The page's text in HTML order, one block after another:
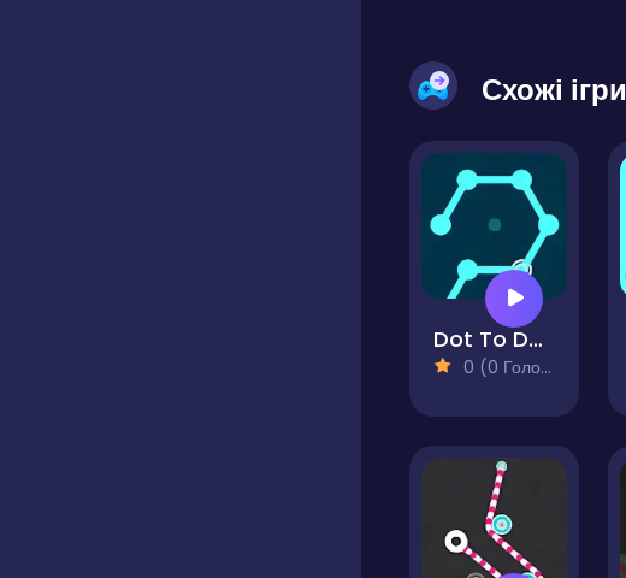
Схожі ігри
Dot To Dot - Puzzle
0 (0 Голосів)